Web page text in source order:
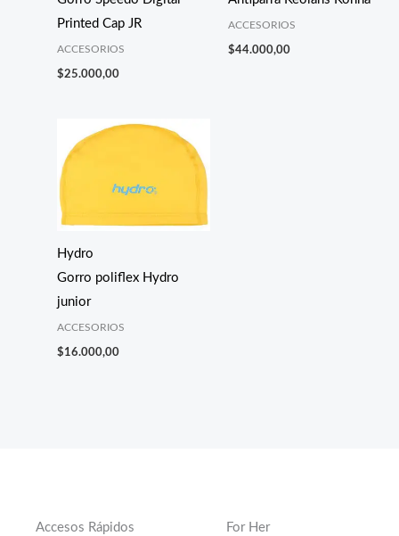
Printed Cap JR
ACCESORIOS
$25.000,00
ACCESORIOS
$44.000,00
Hydro
Gorro poliflex Hydro
junior
ACCESORIOS
$16.000,00
Accesos Rápidos For Her